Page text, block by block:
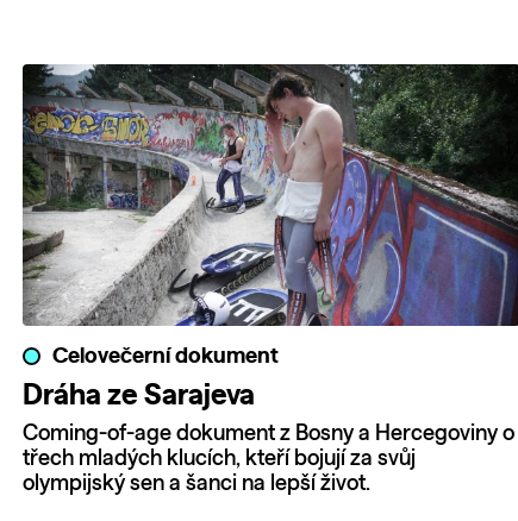
Celovečerní dokument
Dráha ze Sarajeva
Coming-of-age dokument z Bosny a Hercegoviny o
třech mladých klucích, kteří bojují za svůj
olympijský sen a šanci na lepší život.